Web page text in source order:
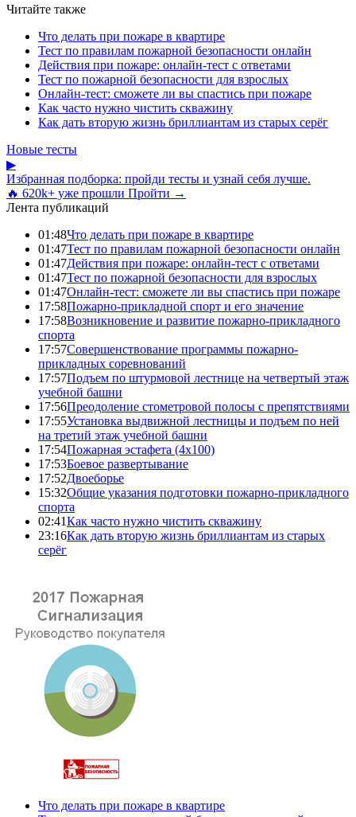
Читайте также
Что делать при пожаре в квартире
Тест по правилам пожарной безопасности онлайн
Действия при пожаре: онлайн-тест с ответами
Тест по пожарной безопасности для взрослых
Онлайн-тест: сможете ли вы спастись при пожаре
Как часто нужно чистить скважину
Как дать вторую жизнь бриллиантам из старых серёг
Новые тесты
▶
Избранная подборка: пройди тесты и узнай себя лучше.
🔥 620k+ уже прошли Пройти →
Лента публикаций
01:48Что делать при пожаре в квартире
01:47Тест по правилам пожарной безопасности онлайн
01:47Действия при пожаре: онлайн-тест с ответами
01:47Тест по пожарной безопасности для взрослых
01:47Онлайн-тест: сможете ли вы спастись при пожаре
17:58Пожарно-прикладной спорт и его значение
17:58Возникновение и развитие пожарно-прикладного
спорта
17:57Совершенствование программы пожарно-
прикладных соревнований
17:57Подъем по штурмовой лестнице на четвертый этаж
учебной башни
17:56Преодоление стометровой полосы с препятствиями
17:55Установка выдвижной лестницы и подъем по ней
на третий этаж учебной башни
17:54Пожарная эстафета (4x100)
17:53Боевое развертывание
17:52Двоеборье
15:32Общие указания подготовки пожарно-прикладного
спорта
02:41Как часто нужно чистить скважину
23:16Как дать вторую жизнь бриллиантам из старых
серёг
Что делать при пожаре в квартире